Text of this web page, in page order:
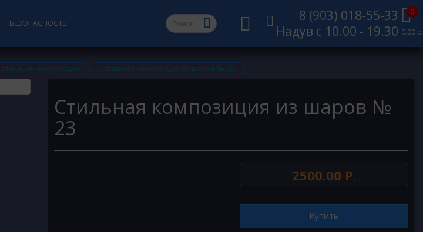
БЕЗОПАСНОСТЬ
8 (903) 018-55-33
Надув с 10.00 - 19.30
0
0.00 р.
стильные композиции стильная композиция из шаров № 23
Стильная композиция из шаров №
23
2500.00 Р.
Купить